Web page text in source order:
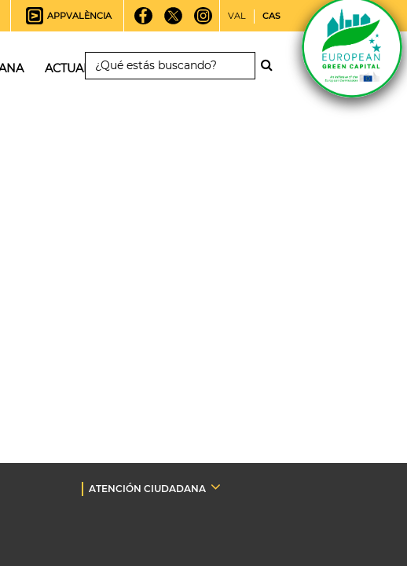
APPVALÈNCIA VAL CAS
ACTUALIDAD
ATENCIÓN CIUDADANA